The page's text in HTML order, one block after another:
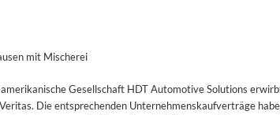
Gesellschaft HDT Automotive Solutions
Die entsprechenden Unternehmenskaufverträge